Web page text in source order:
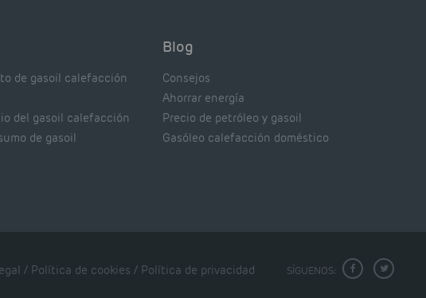
de gasoil calefacción
del gasoil calefacción
de gasoil
Blog
Consejos
Ahorrar energía
Precio de petróleo y gasoil
Gasóleo calefacción doméstico
/ Política de cookies / Política de privacidad SÍGUENOS: